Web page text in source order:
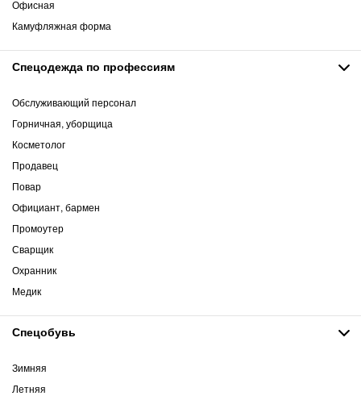
Офисная
Камуфляжная форма
Спецодежда по профессиям
Обслуживающий персонал
Горничная, уборщица
Косметолог
Продавец
Повар
Официант, бармен
Промоутер
Сварщик
Охранник
Медик
Спецобувь
Зимняя
Летняя